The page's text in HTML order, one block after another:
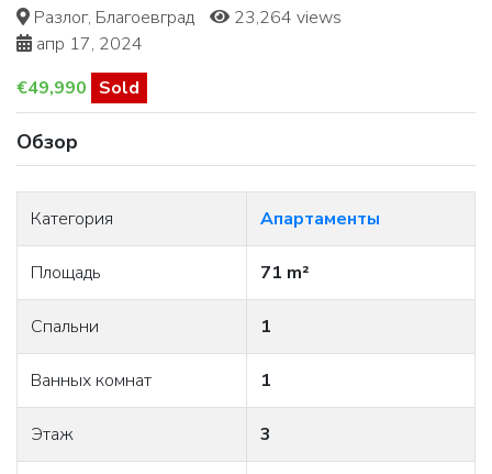
Разлог, Благоевград
23,264 views
апр 17, 2024
€49,990 Sold
Обзор
Категория Апартаменты
Площадь 71 m²
Спальни 1
Ванных комнат 1
Этаж 3